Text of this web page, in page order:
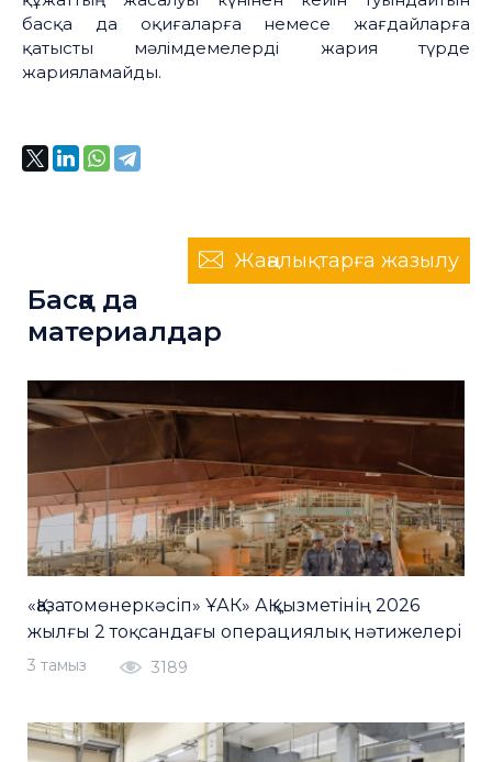
басқа да оқиғаларға немесе жағдайларға
қатысты мәлімдемелерді жария түрде
жарияламайды.
Жаңалықтарға жазылу
Басқа да
материалдар
«Қазатомөнеркәсіп» ҰАК» АҚ қызметінің 2026
жылғы 2 тоқсандағы операциялық нәтижелері
3 тамыз 3189